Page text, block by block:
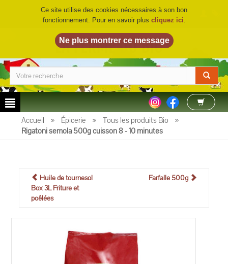
LA FERME DU BIO©
Accueil » Épicerie » Tous les produits Bio
»
Rigatoni semola 500g cuisson 8 - 10 minutes
Huile de tournesol
Box 3L Friture et
poêlées
Farfalle 500g
Ce site utilise des cookies nécessaires à son bon
fonctionnement. Pour en savoir plus cliquez ici.